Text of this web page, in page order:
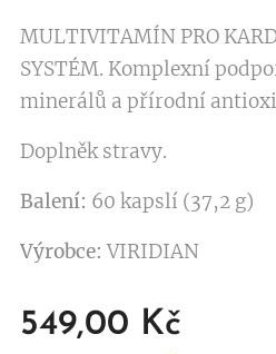
MULTIVITAMÍN PRO
SYSTÉM. Komplexní
minerálů a přírodní
Doplněk stravy.
Balení: 60 kapslí (37,2 g)
Výrobce: VIRIDIAN
549,00 Kč